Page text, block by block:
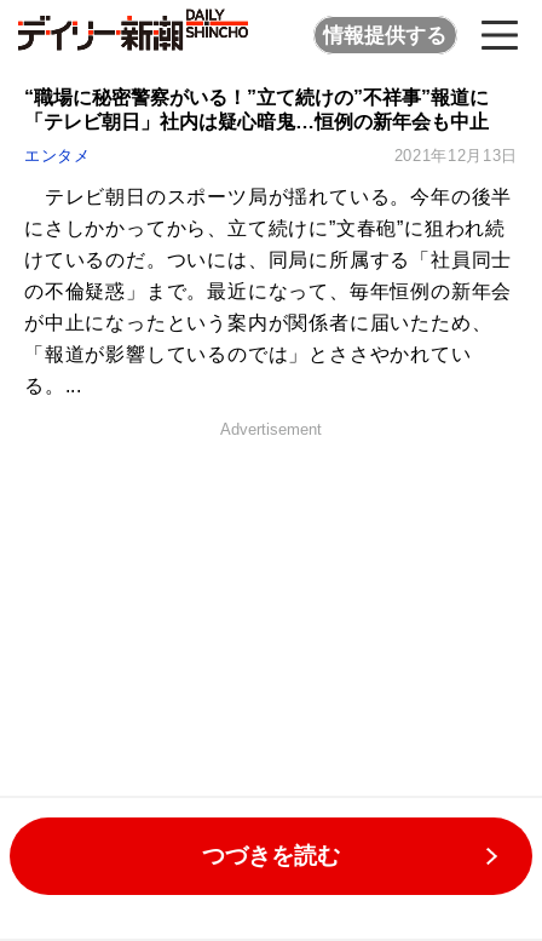
情報提供する
“職場に秘密警察がいる！”立て続けの”不祥事”報道に
「テレビ朝日」社内は疑心暗鬼…恒例の新年会も中止
エンタメ 2021年12月13日
テレビ朝日のスポーツ局が揺れている。今年の後半
にさしかかってから、立て続けに”文春砲”に狙われ続
けているのだ。ついには、同局に所属する「社員同士
の不倫疑惑」まで。最近になって、毎年恒例の新年会
が中止になったという案内が関係者に届いたため、
「報道が影響しているのでは」とささやかれてい
る。...
Advertisement
つづきを読む